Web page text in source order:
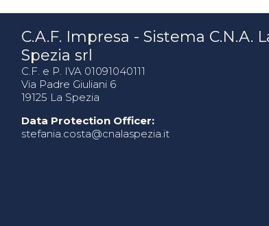
C.A.F. Impresa - Sistema C.N.A.
Spezia srl
C.F. e P. IVA 01091040111
Via Padre Giuliani 6
19125 La Spezia
Data Protection Officer:
stefania.costa@cnalaspezia.it